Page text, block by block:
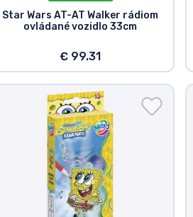
Star Wars AT-AT Walker rádiom
ovládané vozidlo 33cm
€ 99.31